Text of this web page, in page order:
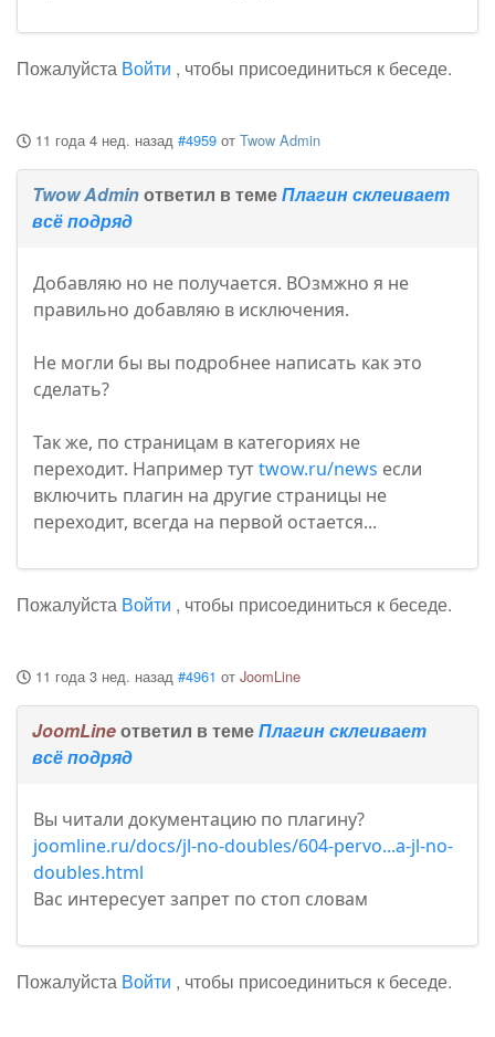
Пожалуйста Войти , чтобы присоединиться к беседе.
11 года 4 нед. назад #4959 от Twow Admin
Twow Adminответил в темеПлагин склеивает
всё подряд
Добавляю но не получается. ВОзмжно я не
правильно добавляю в исключения.
Не могли бы вы подробнее написать как это
сделать?
Так же, по страницам в категориях не
переходит. Например тутtwow.ru/news если
включить плагин на другие страницы не
переходит, всегда на первой остается...
Пожалуйста Войти , чтобы присоединиться к беседе.
11 года 3 нед. назад #4961 от JoomLine
JoomLineответил в темеПлагин склеивает
всё подряд
Вы читали документацию по плагину?
joomline.ru/docs/jl-no-doubles/604-pervo...a-jl-no-
doubles.html
Вас интересует запрет по стоп словам
Пожалуйста Войти , чтобы присоединиться к беседе.